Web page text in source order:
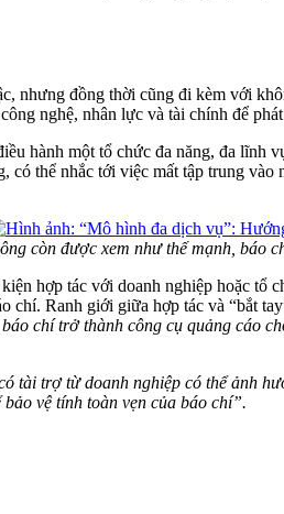
nhưng đồng thời cũng đi kèm với
nghệ, nhân lực và tài chính để
hành một tổ chức đa năng, đa
thể nhắc tới việc mất tập trung
còn được xem như thế mạnh, báo
hợp tác với doanh nghiệp hoặc
chí. Ranh giới giữa hợp tác và “bắt
chí trở thành công cụ quảng cáo
tài trợ từ doanh nghiệp có thể ảnh
vệ tính toàn vẹn của báo chí”.